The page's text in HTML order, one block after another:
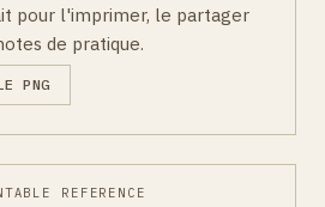
pour l'imprimer, le partager
de pratique.
PNG
REFERENCE